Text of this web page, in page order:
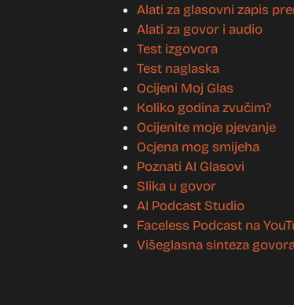
Alati za glasovni zapis
Alati za govor i audio
Test izgovora
Test naglaska
Ocijeni Moj Glas
Koliko godina zvučim?
Ocijenite moje pjevanje
Ocjena mog smijeha
Poznati AI Glasovi
Slika u govor
AI Podcast Studio
Faceless Podcast na
Višeglasna sinteza